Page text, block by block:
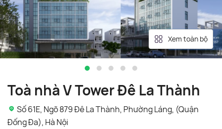
Xem toàn bộ
Toà nhà V Tower Đê La Thành
Số 61E, Ngõ 879 Đê La Thành, Phường Láng, (Quận
Đống Đa), Hà Nội